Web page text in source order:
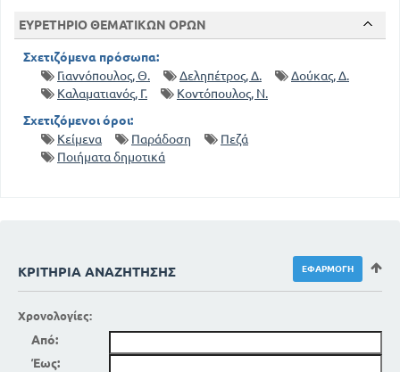
ΕΥΡΕΤΗΡΙΟ ΘΕΜΑΤΙΚΩΝ ΟΡΩΝ
Σχετιζόμενα πρόσωπα:
Γιαννόπουλος, Θ.
Δεληπέτρος, Δ.
Δούκας, Δ.
Καλαματιανός, Γ.
Κοντόπουλος, Ν.
Σχετιζόμενοι όροι:
Κείμενα
Παράδοση
Πεζά
Ποιήματα δημοτικά
ΚΡΙΤΉΡΙΑ ΑΝΑΖΉΤΗΣΗΣ
Χρονολογίες:
Από:
Έως: